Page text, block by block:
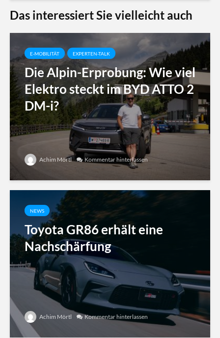
Das interessiert Sie vielleicht auch
E-MOBILITÄT EXPERTEN-TALK
Die Alpin-Erprobung: Wie viel
Elektro steckt im BYD ATTO 2
DM-i?
Achim Mörtl Kommentar hinterlassen
NEWS
Toyota GR86 erhält eine
Nachschärfung
Achim Mörtl Kommentar hinterlassen